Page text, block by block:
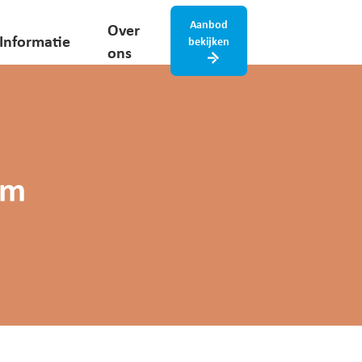
Informatie
Over
ons
Aanbod
bekijken